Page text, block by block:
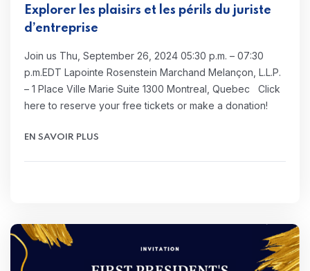
Explorer les plaisirs et les périls du juriste
d’entreprise
Join us Thu, September 26, 2024 05:30 p.m. – 07:30
p.m.EDT Lapointe Rosenstein Marchand Melançon, L.L.P.
– 1 Place Ville Marie Suite 1300 Montreal, Quebec Click
here to reserve your free tickets or make a donation!
EN SAVOIR PLUS